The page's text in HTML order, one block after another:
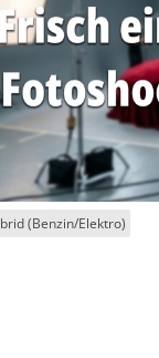
(Benzin/Elektro)